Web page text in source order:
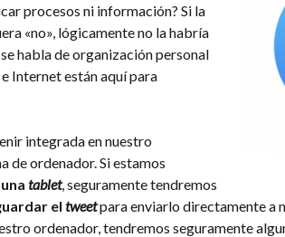
procesos ni información? Si la
«no», lógicamente no la habría
habla de organización personal
Internet están aquí para
integrada en nuestro
de ordenador. Si estamos
tablet, seguramente tendremos
el tweetpara enviarlo directamente a
ordenador, tendremos seguramente